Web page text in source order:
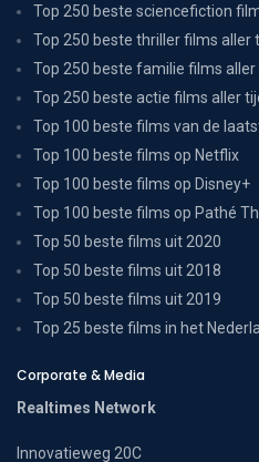
Top 250 beste sciencefiction
Top 250 beste thriller films aller
Top 250 beste familie films aller
Top 250 beste actie films aller
Top 100 beste films van de
Top 100 beste films op Netflix
Top 100 beste films op Disney+
Top 100 beste films op Pathé
Top 50 beste films uit 2020
Top 50 beste films uit 2018
Top 50 beste films uit 2019
Top 25 beste films in het
Corporate & Media
Realtimes Network
Innovatieweg 20C